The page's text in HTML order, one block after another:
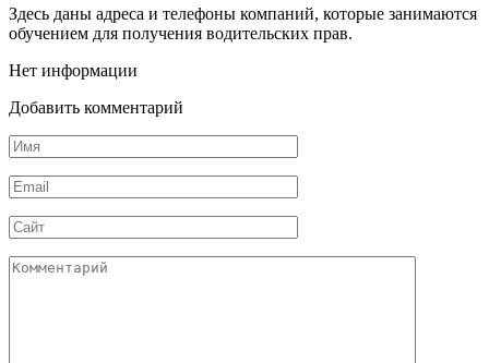
Здесь даны адреса и телефоны компаний, которые занимаются
обучением для получения водительских прав.
Нет информации
Добавить комментарий
Имя
*
Email
*
Сайт
Комментарий